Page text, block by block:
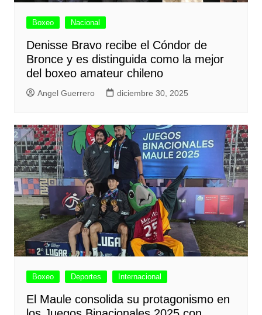
Boxeo Nacional
Denisse Bravo recibe el Cóndor de
Bronce y es distinguida como la mejor
del boxeo amateur chileno
Angel Guerrero diciembre 30, 2025
Boxeo Deportes Internacional
El Maule consolida su protagonismo en